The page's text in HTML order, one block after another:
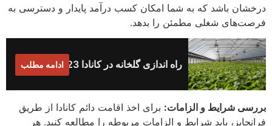
درخشان باشد که به شما امکان کسب درآمد پایدار و دسترسی به
فرصت‌های شغلی مطمئن را بدهد.
راه اندازی گلخانه در کانادا 2023 ادامه مطلب
بررسی شرایط و الزامات: برای اخذ اقامت دائم کانادا از طریق
فرانچایز، باید شرایط و الزامات مربوطه را مطالعه کنید. هر